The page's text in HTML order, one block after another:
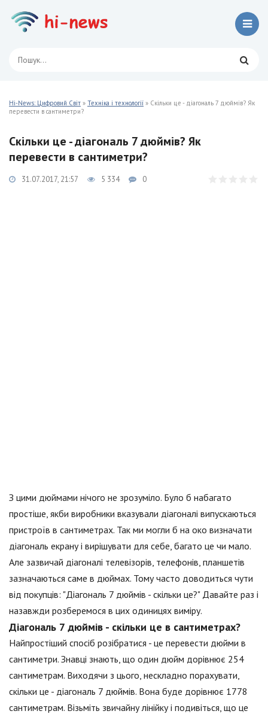
Hi-News: Цифровий Світ » Техніка і технології » Скільки це - діагональ 7 дюймів? Як
перевести в сантиметри?
Скільки це - діагональ 7 дюймів? Як
перевести в сантиметри?
31.07.2017, 21:57 5 334 0
З цими дюймами нічого не зрозуміло. Було б набагато
простіше, якби виробники вказували діагоналі випускаються
пристроїв в сантиметрах. Так ми могли б на око визначати
діагональ екрану і вирішувати для себе, багато це чи мало.
Але зазвичай діагоналі телевізорів, телефонів, планшетів
зазначаються саме в дюймах. Тому часто доводиться чути
від покупців: "Діагональ 7 дюймів - скільки це?" Давайте раз і
назавжди розберемося в цих одиницях виміру.
Діагональ 7 дюймів - скільки це в сантиметрах?
Найпростіший спосіб розібратися - це перевести дюйми в
сантиметри. Знавці знають, що один дюйм дорівнює 254
сантиметрам. Виходячи з цього, нескладно порахувати,
скільки це - діагональ 7 дюймів. Вона буде дорівнює 1778
сантиметрам. Візьміть звичайну лінійку і подивіться, що це